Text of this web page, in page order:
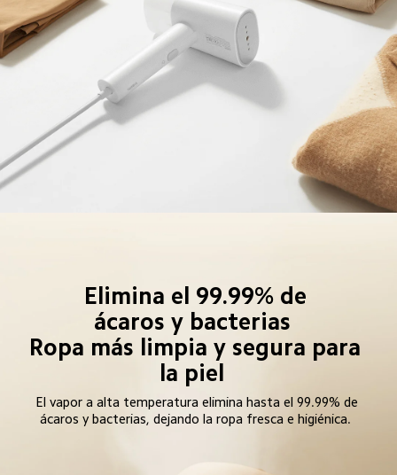
Elimina el 99.99% de
ácaros y bacterias
Ropa más limpia y segura para
la piel
El vapor a alta temperatura elimina hasta el 99.99% de
ácaros y bacterias, dejando la ropa fresca e higiénica.